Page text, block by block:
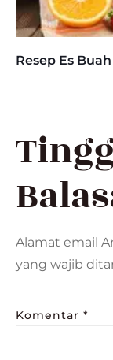
Resep Es
Alamat email
yang wajib
Komentar *